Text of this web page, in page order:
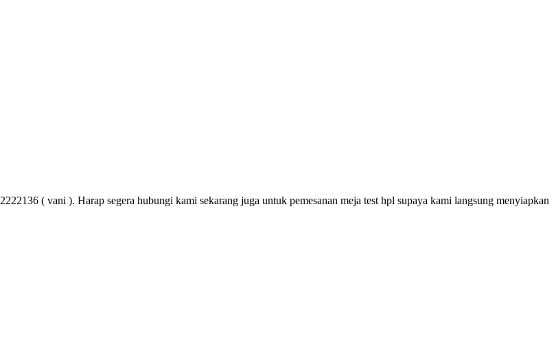
( vani ). Harap segera hubungi kami sekarang juga untuk pemesanan meja test hpl supaya kami langsung menyiapkan